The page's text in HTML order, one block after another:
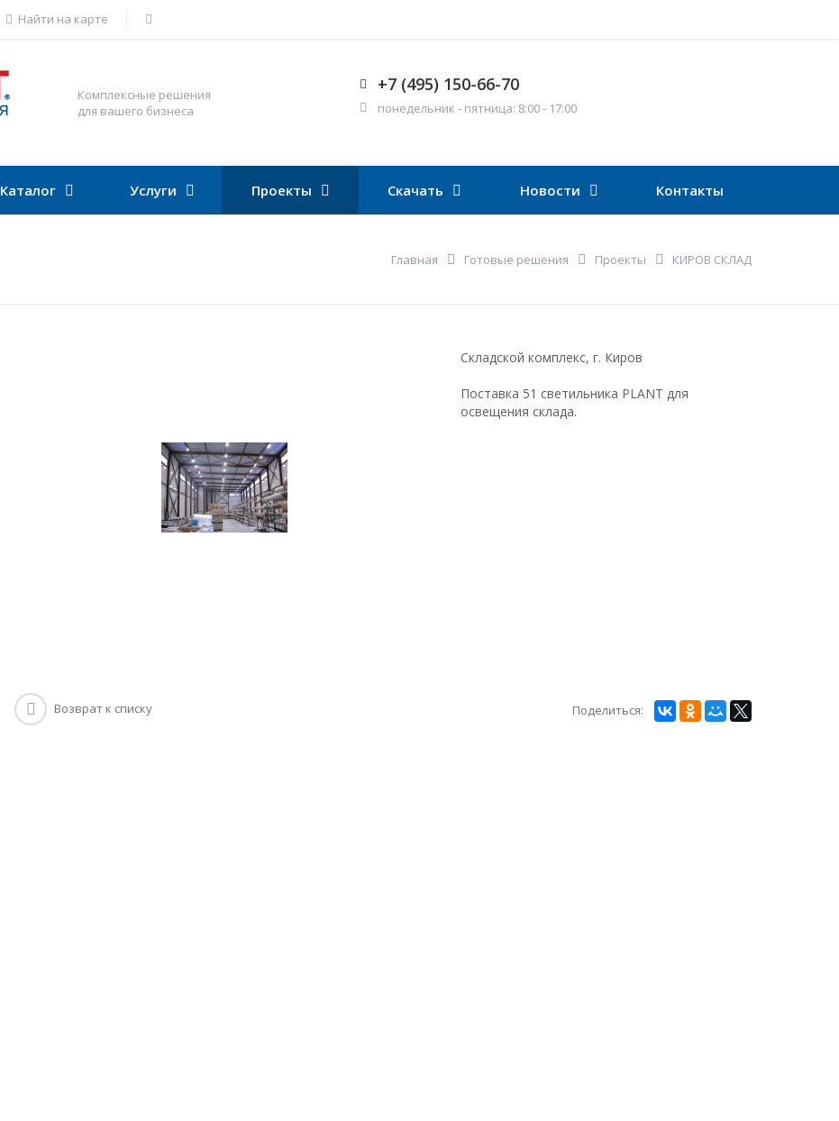
Найти на карте
Комплексные решения
для вашего бизнеса
+7 (495) 150-66-70
понедельник - пятница: 8:00 - 17:00
Каталог Услуги Проекты Скачать Новости Контакты
Главная Готовые решения Проекты КИРОВ СКЛАД
Складской комплекс, г. Киров
Поставка 51 светильника PLANT для
освещения склада.
Возврат к списку Поделиться: